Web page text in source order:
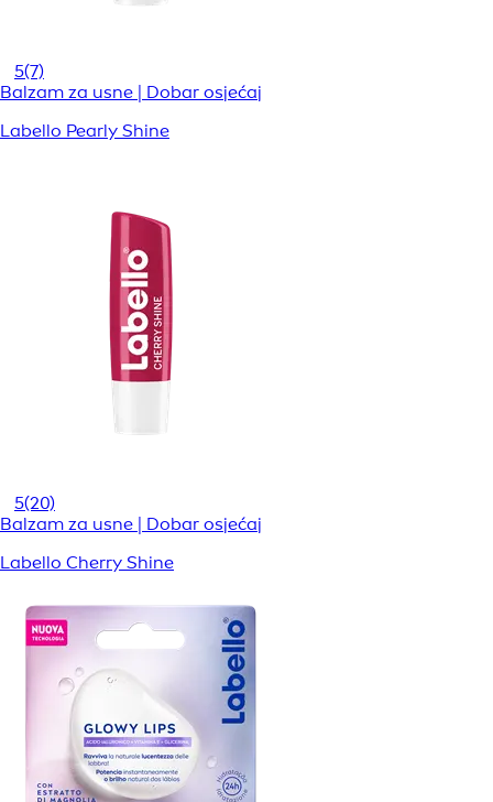
5(7)
Balzam za usne | Dobar osjećaj
Labello Pearly Shine
5(20)
Balzam za usne | Dobar osjećaj
Labello Cherry Shine